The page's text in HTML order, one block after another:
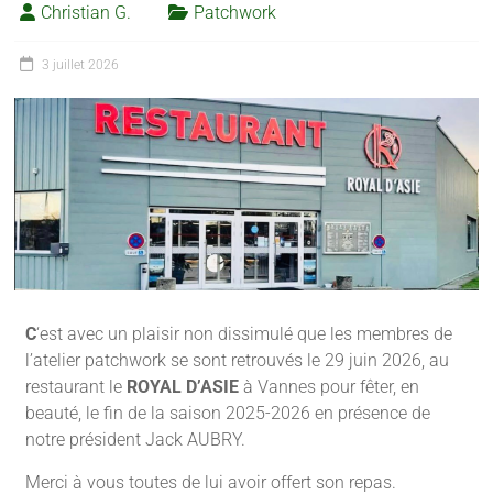
Christian G. Patchwork
3 juillet 2026
C‘est avec un plaisir non dissimulé que les membres de
l’atelier patchwork se sont retrouvés le 29 juin 2026, au
restaurant le ROYAL D’ASIE à Vannes pour fêter, en
beauté, le fin de la saison 2025-2026 en présence de
notre président Jack AUBRY.
Merci à vous toutes de lui avoir offert son repas.